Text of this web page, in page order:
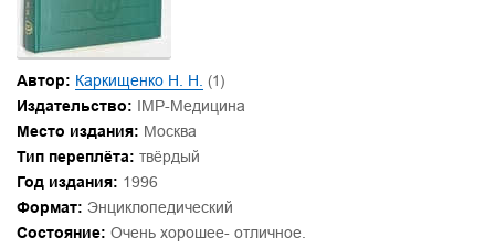
Автор: Каркищенко Н. Н. (1)
Издательство: IMP-Медицина
Место издания: Москва
Тип переплёта: твёрдый
Год издания: 1996
Формат: Энциклопедический
Состояние: Очень хорошее- отличное.